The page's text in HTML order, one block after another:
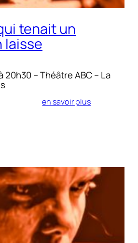
tenait un
laisse
20h30 – Théâtre ABC – La
en savoir plus